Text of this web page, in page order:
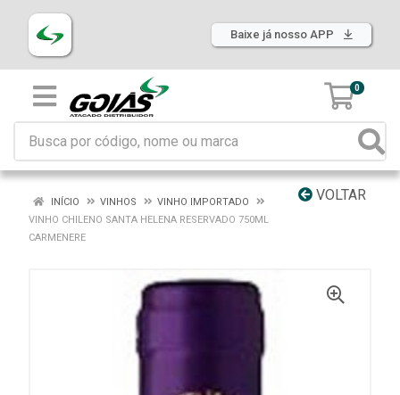
Baixe já nosso APP
0
VOLTAR
INÍCIO VINHOS
VINHO IMPORTADO
VINHO CHILENO SANTA HELENA RESERVADO 750ML
CARMENERE